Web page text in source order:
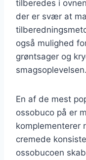
tilberedes i
der er svær at
også mulighed
grøntsager og
smagsoplevelsen.
En af de mest
ossobuco på er
komplementerer
cremede
ossobucoen